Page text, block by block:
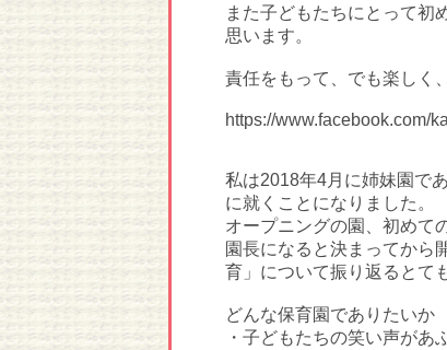
また子どもたちにとって初
思います。
責任をもって、でも楽しく
https://www.facebook.com/
私は2018年4月に姉妹園で
に就くことになりました。
オープニングの園、初めて
園長になると決まってから
育」について振り返るとて
どんな保育園でありたいか
・子どもたちの笑い声があ